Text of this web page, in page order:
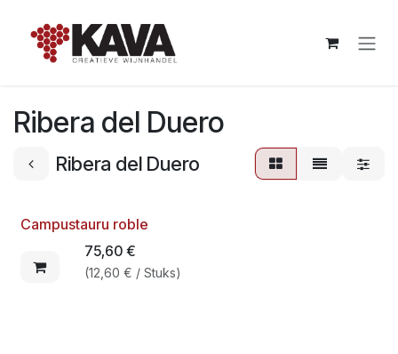
Ribera del Duero
Ribera del Duero
Campustauru roble
75,60€
(12,60 € / Stuks)